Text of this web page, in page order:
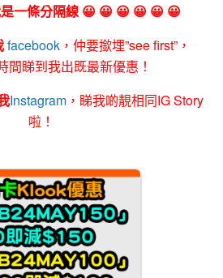
一條分隔線 😀 😀 😀 😀 😀 😀
facebook ，仲要撳埋”see first”，
間睇到我出既最新優惠！
Instagram ，睇我啲靚相同IG Story
啦！